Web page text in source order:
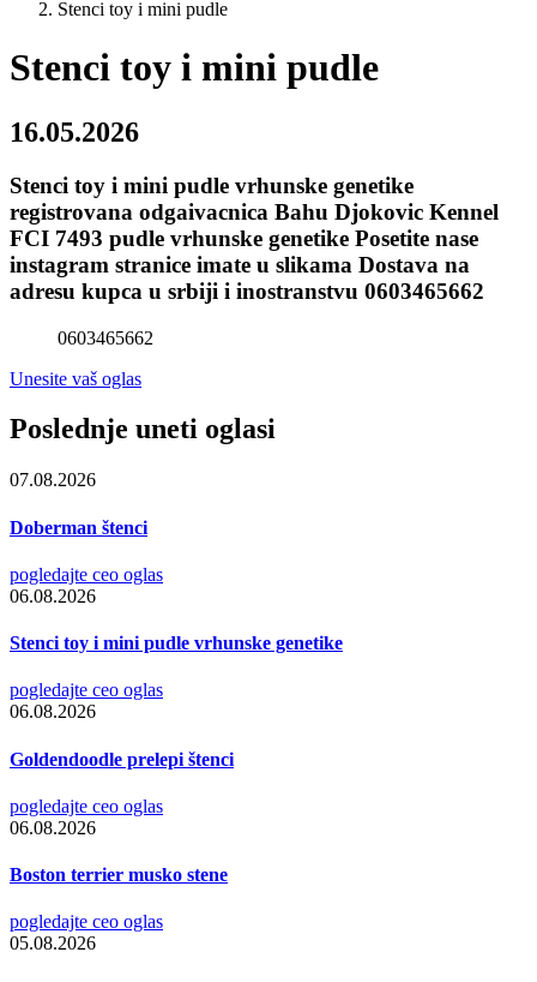
Stenci toy i mini pudle
Stenci toy i mini pudle
16.05.2026
Stenci toy i mini pudle vrhunske genetike
registrovana odgaivacnica Bahu Djokovic Kennel
FCI 7493 pudle vrhunske genetike Posetite nase
instagram stranice imate u slikama Dostava na
adresu kupca u srbiji i inostranstvu 0603465662
0603465662
Unesite vaš oglas
Poslednje uneti oglasi
07.08.2026
Doberman štenci
pogledajte ceo oglas
06.08.2026
Stenci toy i mini pudle vrhunske genetike
pogledajte ceo oglas
06.08.2026
Goldendoodle prelepi štenci
pogledajte ceo oglas
06.08.2026
Boston terrier musko stene
pogledajte ceo oglas
05.08.2026